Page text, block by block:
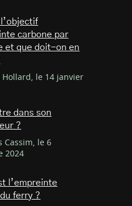
carbone par
et que doit-on en
Hollard, le 14 janvier
dans son
?
Cassim, le 6
2024
l’empreinte
ferry ?